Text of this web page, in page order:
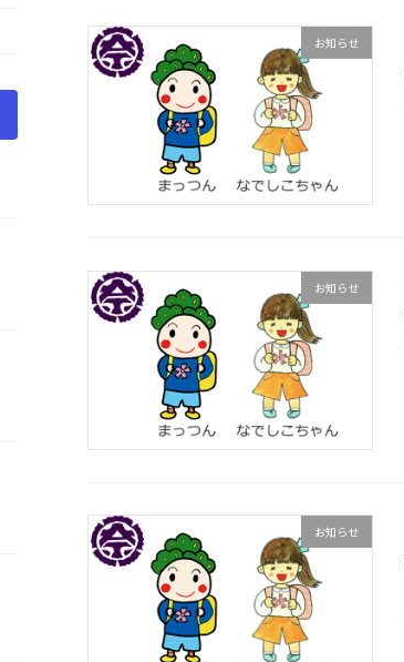
お知らせ
お知らせ
お知らせ